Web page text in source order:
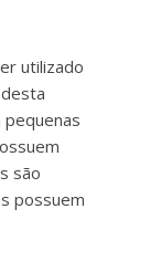
utilizado
são
possuem